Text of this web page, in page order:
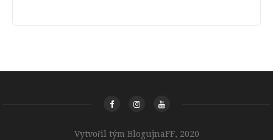
Vytvořil tým BlogujnaFF, 2020